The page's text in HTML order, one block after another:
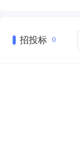
招投标 0